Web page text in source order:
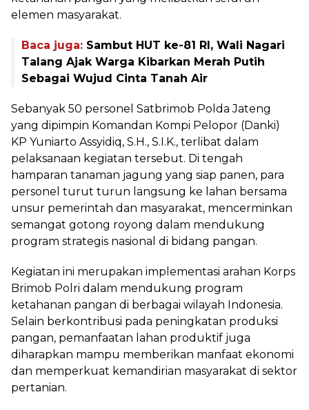
elemen masyarakat.
Baca juga: Sambut HUT ke-81 RI, Wali Nagari
Talang Ajak Warga Kibarkan Merah Putih
Sebagai Wujud Cinta Tanah Air
Sebanyak 50 personel Satbrimob Polda Jateng
yang dipimpin Komandan Kompi Pelopor (Danki)
KP Yuniarto Assyidiq, S.H., S.I.K., terlibat dalam
pelaksanaan kegiatan tersebut. Di tengah
hamparan tanaman jagung yang siap panen, para
personel turut turun langsung ke lahan bersama
unsur pemerintah dan masyarakat, mencerminkan
semangat gotong royong dalam mendukung
program strategis nasional di bidang pangan.
Kegiatan ini merupakan implementasi arahan Korps
Brimob Polri dalam mendukung program
ketahanan pangan di berbagai wilayah Indonesia.
Selain berkontribusi pada peningkatan produksi
pangan, pemanfaatan lahan produktif juga
diharapkan mampu memberikan manfaat ekonomi
dan memperkuat kemandirian masyarakat di sektor
pertanian.